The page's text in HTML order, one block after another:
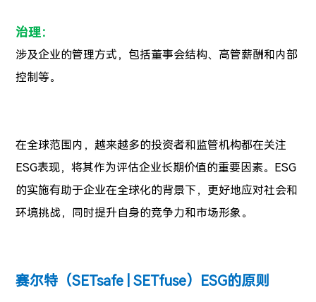
治理：
涉及企业的管理方式，包括董事会结构、高管薪酬和内部
控制等。
在全球范围内，越来越多的投资者和监管机构都在关注
ESG表现，将其作为评估企业长期价值的重要因素。ESG
的实施有助于企业在全球化的背景下，更好地应对社会和
环境挑战，同时提升自身的竞争力和市场形象。
赛尔特（SETsafe | SETfuse）ESG的原则